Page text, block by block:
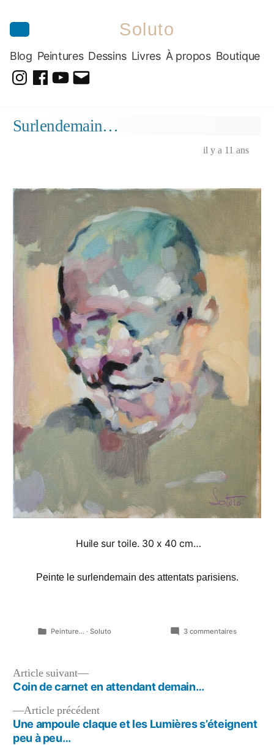
Soluto
Blog Peintures Dessins Livres À propos Boutique
Dessins
Surlendemain…
il y a 11 ans
Huile sur toile. 30 x 40 cm…
Peinte le surlendemain des attentats parisiens.
Publié
Peinture... · Soluto 3 commentairessur
Navigation
de
l’article
Article précédentArticle
précédent :
Une ampoule claque et les Lumières s’éteignent
peu à peu…
Article suivant
Article
suivant :
Coin de carnet en attendant demain…